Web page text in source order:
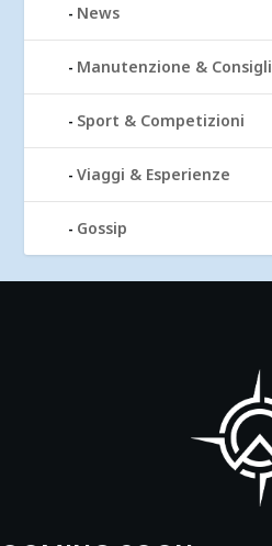
News
Manutenzione & Consigli
Sport & Competizioni
Viaggi & Esperienze
Gossip